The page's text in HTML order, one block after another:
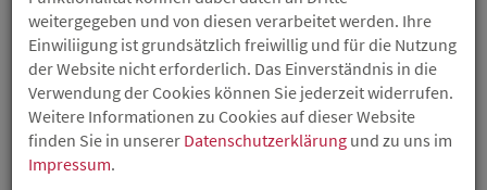
BEI MASSNAHMEN ZUR D
IGITALISIERUNG UND N
ACHHALTIGKEIT
ISB passt Programmkredite an
weitergegeben und von diesen verarbeitet werden. Ihre
Einwiliigung ist grundsätzlich freiwillig und für die Nutzung
der Website nicht erforderlich. Das Einverständnis in die
Verwendung der Cookies können Sie jederzeit widerrufen.
Weitere Informationen zu Cookies auf dieser Website
finden Sie in unserer Datenschutzerklärung und zu uns im
Impressum.